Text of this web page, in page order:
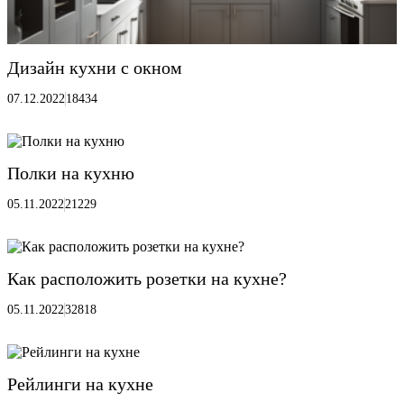
Дизайн кухни с окном
07.12.202218434
Полки на кухню
05.11.202221229
Как расположить розетки на кухне?
05.11.202232818
Рейлинги на кухне